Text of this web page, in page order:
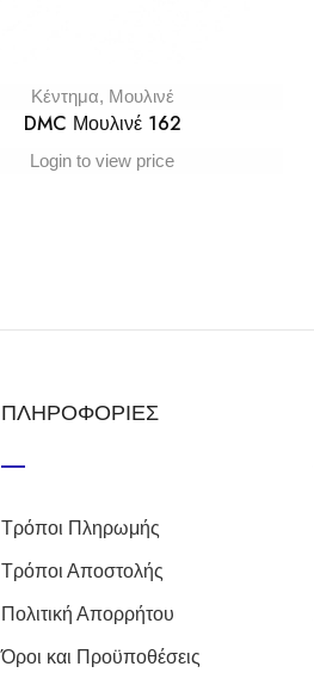
Κέντημα, Μουλινέ
DMC Μουλινέ 162
Login to view price
ΠΛΗΡΟΦΟΡΙΕΣ
Τρόποι Πληρωμής
Τρόποι Αποστολής
Πολιτική Απορρήτου
Όροι και Προϋποθέσεις